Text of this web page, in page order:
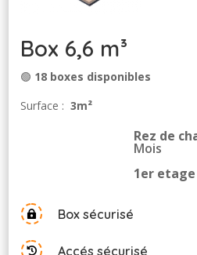
Box 6,6 m³
🟢 18 boxes disponibles
Surface : 3m²
Rez de
Mois
1er etage
 Box sécurisé
 Accés sécurisé